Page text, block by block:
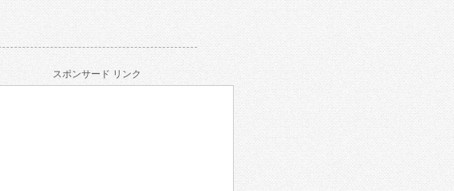
スポンサード リンク